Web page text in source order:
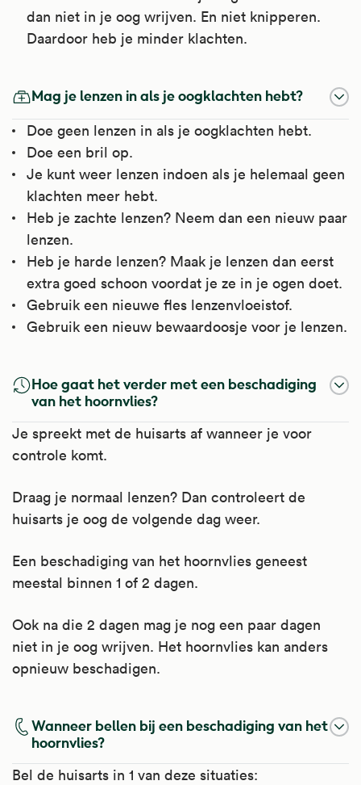
Kijk voor meer informatie op
Apotheek.nl
bacteriën of om ontstoken ogen te
voorkomen, bijvoorbeeld na een operatie.
Apotheek.nl
.
voorkomen na een oogoperatie.
Kijk voor meer informatie op
verkoudheid, keelpijn, bijholteontsteking,
middenoorontsteking, oorpijn door
Kijk voor meer informatie op
Apotheek.nl
.
dan niet in je oog wrijven. En niet knipperen.
Daardoor heb je minder klachten.
Mag je lenzen in als je oogklachten hebt?
Doe geen lenzen in als je oogklachten hebt.
Doe een bril op.
Je kunt weer lenzen indoen als je helemaal geen
klachten meer hebt.
Heb je zachte lenzen? Neem dan een nieuw paar
lenzen.
Heb je harde lenzen? Maak je lenzen dan eerst
extra goed schoon voordat je ze in je ogen doet.
Gebruik een nieuwe fles lenzenvloeistof.
Gebruik een nieuw bewaardoosje voor je lenzen.
Hoe gaat het verder met een beschadiging
van het hoornvlies?
Je spreekt met de huisarts af wanneer je voor
controle komt.
Draag je normaal lenzen? Dan controleert de
huisarts je oog de volgende dag weer.
Een beschadiging van het hoornvlies geneest
meestal binnen 1 of 2 dagen.
Ook na die 2 dagen mag je nog een paar dagen
niet in je oog wrijven. Het hoornvlies kan anders
opnieuw beschadigen.
Wanneer bellen bij een beschadiging van het
hoornvlies?
Bel de huisarts in 1 van deze situaties: